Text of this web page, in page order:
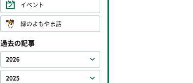
イベント
緑のよもやま話
過去の記事
2026
2025